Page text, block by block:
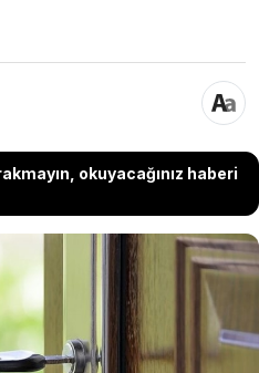
okuyacağınız haberi
kabul edilerek yasalaşan
yönelik düzenlemeleri de
Bazı Kanunlarda ve 375
Kararnamede Değişiklik